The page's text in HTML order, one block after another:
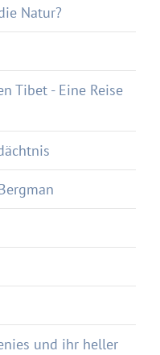
Natur?
Tibet - Eine Reise
und ihr heller